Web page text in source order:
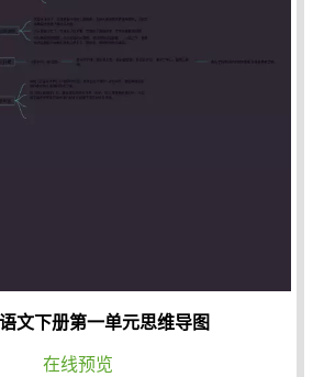
文下册第一单元思维导图
在线预览